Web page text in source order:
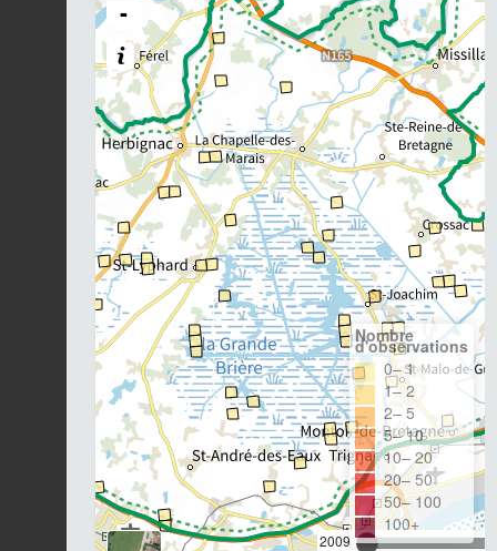
-
2009
Nombre
d'observations
0– 1
1– 2
2– 5
5– 10
10– 20
20– 50
50– 100
100+